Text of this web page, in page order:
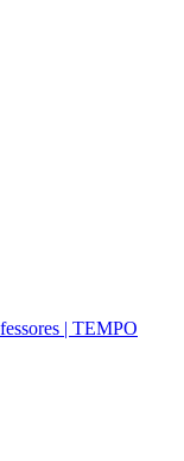
| TEMPO